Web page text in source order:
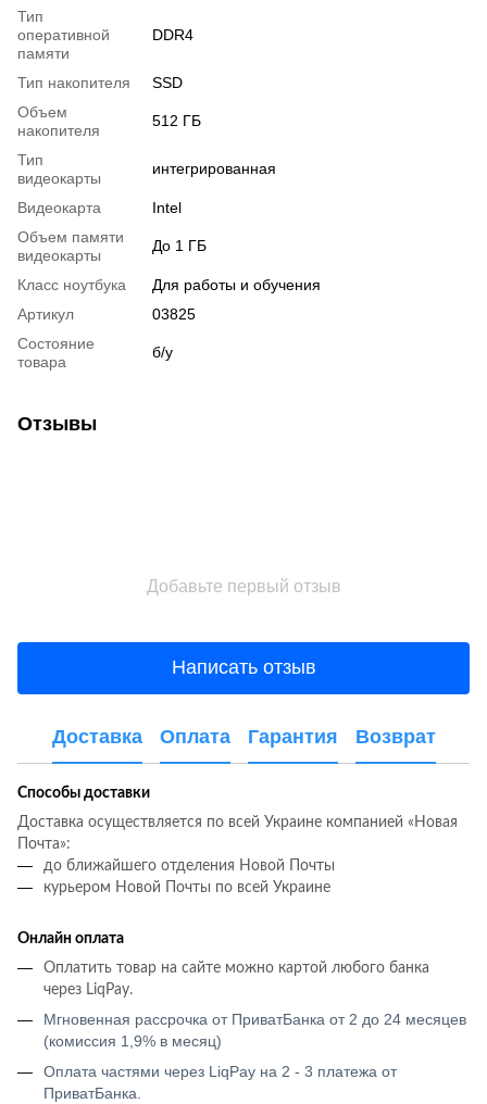
Тип
оперативной
памяти
DDR4
Тип накопителя
SSD
Объем
накопителя
512 ГБ
Тип
видеокарты
интегрированная
Видеокарта
Intel
Объем памяти
видеокарты
До 1 ГБ
Класс ноутбука
Для работы и обучения
Артикул
03825
Состояние
товара
б/у
Отзывы
Добавьте первый отзыв
Написать отзыв
Доставка Оплата Гарантия Возврат
Способы доставки
Доставка осуществляется по всей Украине компанией «Новая
Почта»:
до ближайшего отделения Новой Почты
курьером Новой Почты по всей Украине
Онлайн оплата
Оплатить товар на сайте можно картой любого банка
через LiqPay.
Мгновенная рассрочка от ПриватБанка от 2 до 24 месяцев
(комиссия 1,9% в месяц)
Оплата частями через LiqPay на 2 - 3 платежа от
ПриватБанка.